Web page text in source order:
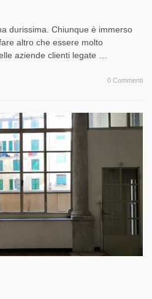
durissima. Chiunque è immerso
altro che essere molto
aziende clienti legate …
0 Commenti